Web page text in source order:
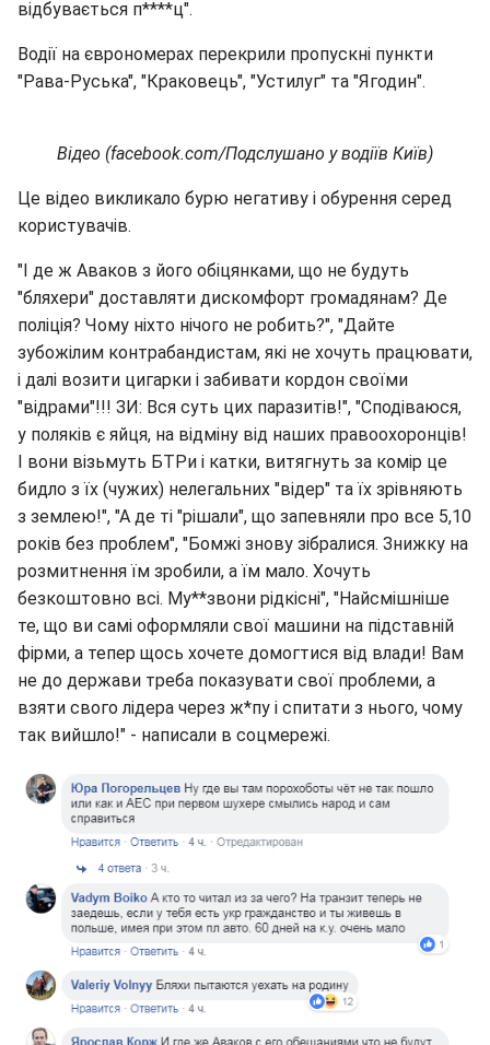
відбувається п****ц".
Водії на єврономерах перекрили пропускні пункти
"Рава-Руська", "Краковець", "Устилуг" та "Ягодин".
Відео (facebook.com/Подслушано у водіїв Київ)
Це відео викликало бурю негативу і обурення серед
користувачів.
"І де ж Аваков з його обіцянками, що не будуть
"бляхери" доставляти дискомфорт громадянам? Де
поліція? Чому ніхто нічого не робить?", "Дайте
зубожілим контрабандистам, які не хочуть працювати,
і далі возити цигарки і забивати кордон своїми
"відрами"!!! ЗИ: Вся суть цих паразитів!", "Сподіваюся,
у поляків є яйця, на відміну від наших правоохоронців!
І вони візьмуть БТРи і катки, витягнуть за комір це
бидло з їх (чужих) нелегальних "відер" та їх зрівняють
з землею!", "А де ті "рішали", що запевняли про все 5,10
років без проблем", "Бомжі знову зібралися. Знижку на
розмитнення їм зробили, а їм мало. Хочуть
безкоштовно всі. Му**звони рідкісні", "Найсмішніше
те, що ви самі оформляли свої машини на підставній
фірми, а тепер щось хочете домогтися від влади! Вам
не до держави треба показувати свої проблеми, а
взяти свого лідера через ж*пу і спитати з нього, чому
так вийшло!" - написали в соцмережі.